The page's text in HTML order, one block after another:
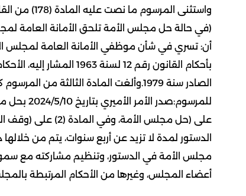
(في حالة حل مجلس الأمة تلحق الأمانة العامة
أن: تسري في شأن موظفي الأمانة العامة لمجلس
الصادر سنة 1979.وألغت المادة
الدستور لمدة لا تزيد عن أربع سنوات، يتم من
مجلس الأمة في الدستور، وتنظيم مشاركته مع سمو
أعضاء المجلس، وغيرها من الأحكام المرتبطة